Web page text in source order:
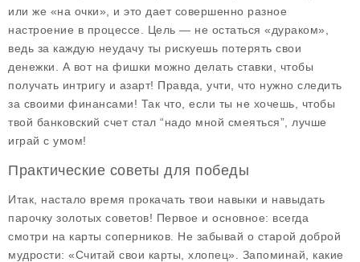
или же «на очки», и это дает совершенно разное
настроение в процессе. Цель — не остаться «дураком»,
ведь за каждую неудачу ты рискуешь потерять свои
денежки. А вот на фишки можно делать ставки, чтобы
получать интригу и азарт! Правда, учти, что нужно следить
за своими финансами! Так что, если ты не хочешь, чтобы
твой банковский счет стал “надо мной смеяться”, лучше
играй с умом!
Практические советы для победы
Итак, настало время прокачать твои навыки и навыдать
парочку золотых советов! Первое и основное: всегда
смотри на карты соперников. Не забывай о старой доброй
мудрости: «Считай свои карты, хлопец». Запоминай, какие